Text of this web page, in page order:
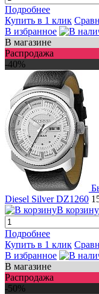
Подробнее
Купить в 1 клик
В избранное
В магазине
Распродажа
-40%
Diesel Silver DZ1260
В корзину
Подробнее
Купить в 1 клик
В избранное
В магазине
Распродажа
-50%